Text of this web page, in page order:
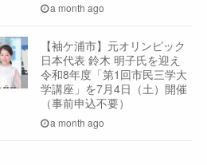
a month ago
【袖ケ浦市】元オリンピック
日本代表 鈴木 明子氏を迎え
令和8年度「第1回市民三学大
学講座」を7月4日（土）開催
（事前申込不要）
a month ago